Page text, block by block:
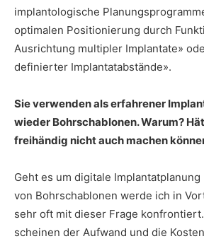
implantologische
optimalen Positionierung durch
Ausrichtung multipler Implantate»
definierter Implantatabstände».
Sie verwenden als erfahrener
wieder Bohrschablonen. Warum?
freihändig nicht auch machen
Geht es um digitale
von Bohrschablonen werde ich in
sehr oft mit dieser Frage
scheinen der Aufwand und die